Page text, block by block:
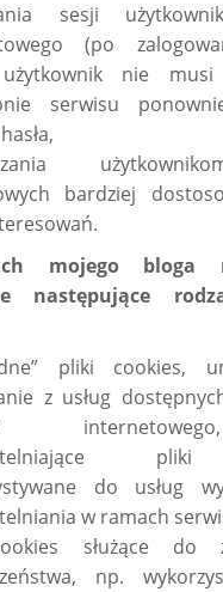
sesji
(po
nie
serwisu
bardziej
mojego bloga
następujące
pliki cookies,
z usług
do usług
w ramach
służące do
np.